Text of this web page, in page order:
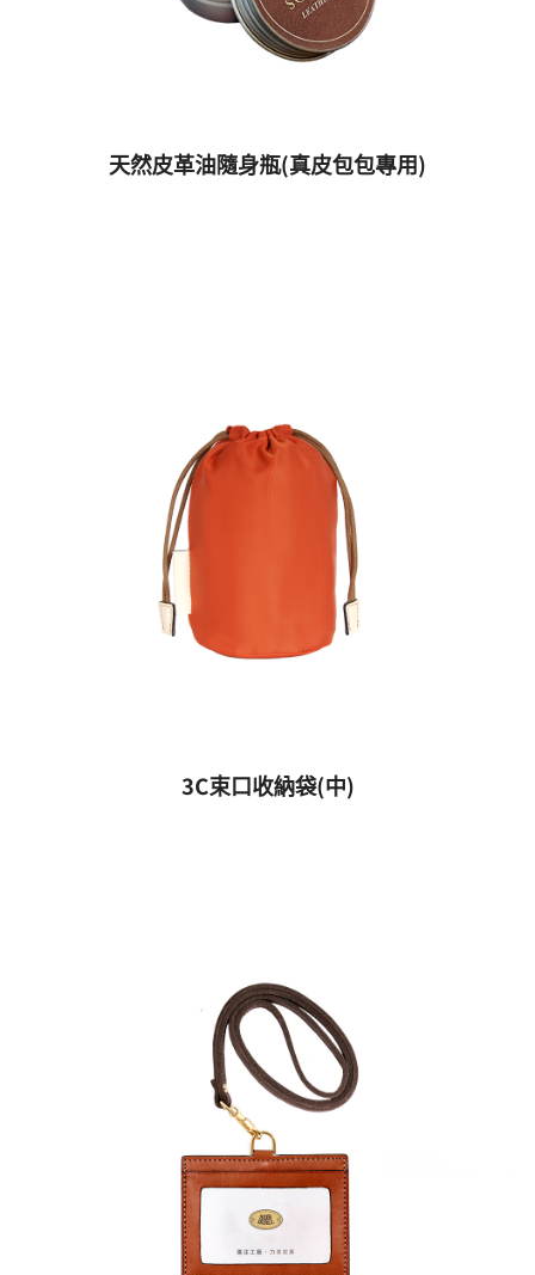
天然皮革油隨身瓶(真皮包包專用)
3C束口收納袋(中)